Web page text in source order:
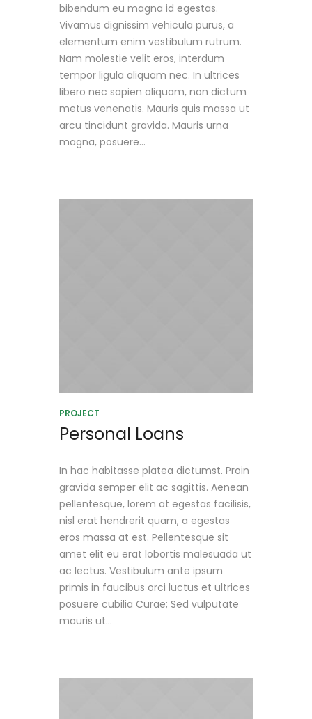
bibendum eu magna id egestas.
Vivamus dignissim vehicula purus, a
elementum enim vestibulum rutrum.
Nam molestie velit eros, interdum
tempor ligula aliquam nec. In ultrices
libero nec sapien aliquam, non dictum
metus venenatis. Mauris quis massa ut
arcu tincidunt gravida. Mauris urna
magna, posuere...
PROJECT
Personal Loans
In hac habitasse platea dictumst. Proin
gravida semper elit ac sagittis. Aenean
pellentesque, lorem at egestas facilisis,
nisl erat hendrerit quam, a egestas
eros massa at est. Pellentesque sit
amet elit eu erat lobortis malesuada ut
ac lectus. Vestibulum ante ipsum
primis in faucibus orci luctus et ultrices
posuere cubilia Curae; Sed vulputate
mauris ut...